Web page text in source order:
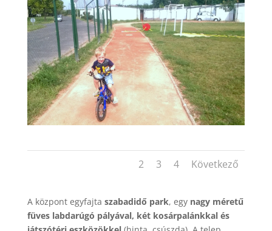
2 3 4 Következő
A központ egyfajta szabadidő park, egy nagy méretű
füves labdarúgó pályával, két kosárpalánkkal és